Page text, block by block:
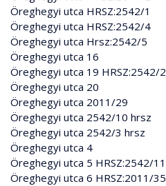
Öreghegyi utca HRSZ:2542/1
Öreghegyi utca HRSZ:2542/4
Öreghegyi utca Hrsz:2542/5
Öreghegyi utca 16
Öreghegyi utca 19 HRSZ:2542/2
Öreghegyi utca 20
Öreghegyi utca 2011/29
Öreghegyi utca 2542/10 hrsz
Öreghegyi utca 2542/3 hrsz
Öreghegyi utca 4
Öreghegyi utca 5 HRSZ:2542/11
Öreghegyi utca 6 HRSZ:2011/35